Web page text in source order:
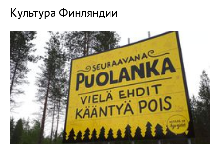
Культура Финляндии